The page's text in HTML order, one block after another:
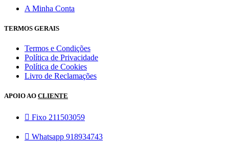
A Minha Conta
TERMOS GERAIS
Termos e Condições
Política de Privacidade
Política de Cookies
Livro de Reclamações
APOIO AO CLIENTE
Fixo 211503059
Whatsapp 918934743